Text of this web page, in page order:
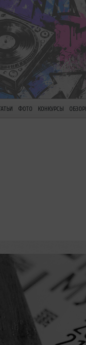
ФОТО КОНКУРСЫ